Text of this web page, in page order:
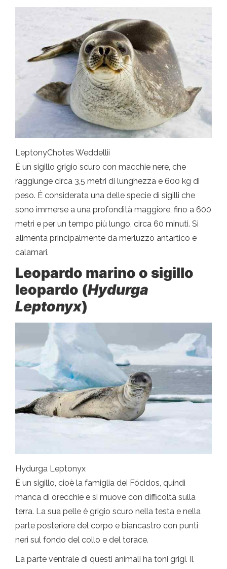
LeptonyChotes Weddellii
È un sigillo grigio scuro con macchie nere, che
raggiunge circa 3,5 metri di lunghezza e 600 kg di
peso. È considerata una delle specie di sigilli che
sono immerse a una profondità maggiore, fino a 600
metri e per un tempo più lungo, circa 60 minuti. Si
alimenta principalmente da merluzzo antartico e
calamari.
Leopardo marino o sigillo
leopardo (Hydurga
Leptonyx)
Hydurga Leptonyx
È un sigillo, cioè la famiglia dei Fócidos, quindi
manca di orecchie e si muove con difficoltà sulla
terra. La sua pelle è grigio scuro nella testa e nella
parte posteriore del corpo e biancastro con punti
neri sul fondo del collo e del torace.
La parte ventrale di questi animali ha toni grigi. Il